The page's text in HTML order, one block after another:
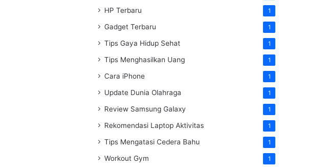
HP Terbaru 1
Gadget Terbaru 1
Tips Gaya Hidup Sehat 1
Tips Menghasilkan Uang 1
Cara iPhone 1
Update Dunia Olahraga 1
Review Samsung Galaxy 1
Rekomendasi Laptop Aktivitas 1
Tips Mengatasi Cedera Bahu 1
Workout Gym 1